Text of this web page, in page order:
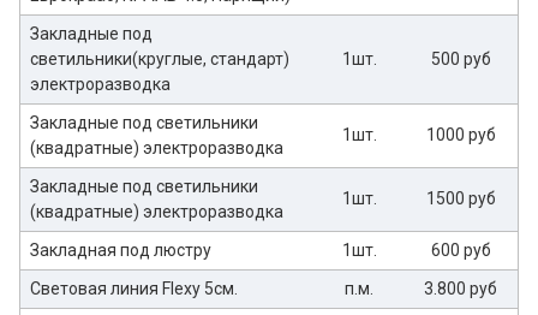
Закладные под
светильники(круглые, стандарт)
электроразводка
1шт. 500 руб
Закладные под светильники
(квадратные) электроразводка
1шт. 1000 руб
Закладные под светильники
(квадратные) электроразводка
1шт. 1500 руб
Закладная под люстру 1шт.
600 руб
Световая линия Flexy 5см.
п.м.
3.800 руб